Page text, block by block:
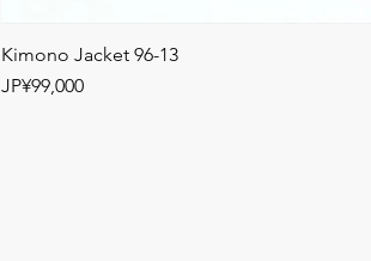
Kimono Jacket 96-13
Price
JP¥99,000